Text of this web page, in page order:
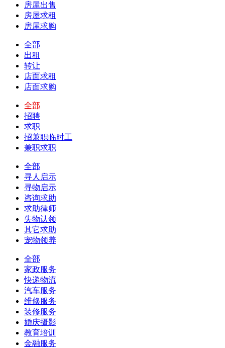
房屋出售
房屋求租
房屋求购
全部
出租
转让
店面求租
店面求购
全部
招聘
求职
招兼职临时工
兼职求职
全部
寻人启示
寻物启示
咨询求助
求助律师
失物认领
其它求助
宠物领养
全部
家政服务
快递物流
汽车服务
维修服务
装修服务
婚庆摄影
教育培训
金融服务